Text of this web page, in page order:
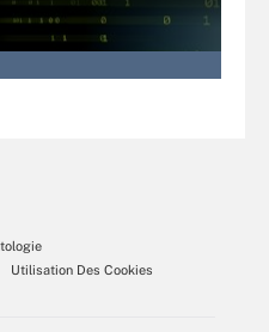
Utilisation Des Cookies